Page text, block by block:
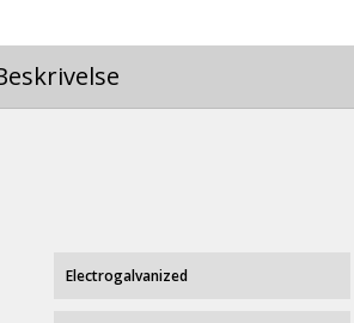
Electrogalvanized